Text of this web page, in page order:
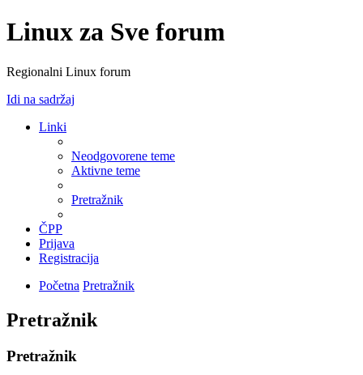
Linux za Sve forum
Regionalni Linux forum
Idi na sadržaj
Linki
Neodgovorene teme
Aktivne teme
Pretražnik
ČPP
Prijava
Registracija
Početna Pretražnik
Pretražnik
Pretražnik